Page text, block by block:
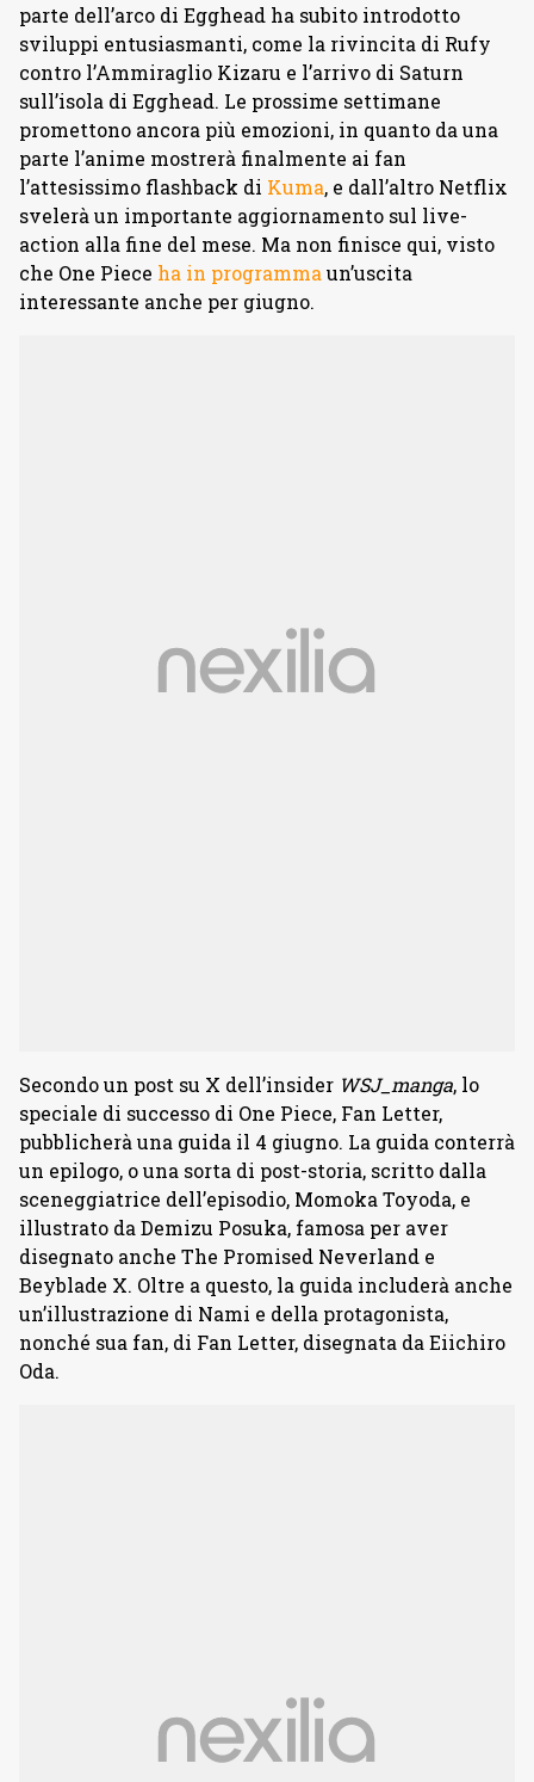
parte dell’arco di Egghead ha subito introdotto
sviluppi entusiasmanti, come la rivincita di Rufy
contro l’Ammiraglio Kizaru e l’arrivo di Saturn
sull’isola di Egghead. Le prossime settimane
promettono ancora più emozioni, in quanto da una
parte l’anime mostrerà finalmente ai fan
l’attesissimo flashback di Kuma, e dall’altro Netflix
svelerà un importante aggiornamento sul live-
action alla fine del mese. Ma non finisce qui, visto
che One Piece ha in programma un’uscita
interessante anche per giugno.
Secondo un post su X dell’insider WSJ_manga, lo
speciale di successo di One Piece, Fan Letter,
pubblicherà una guida il 4 giugno. La guida conterrà
un epilogo, o una sorta di post-storia, scritto dalla
sceneggiatrice dell’episodio, Momoka Toyoda, e
illustrato da Demizu Posuka, famosa per aver
disegnato anche The Promised Neverland e
Beyblade X. Oltre a questo, la guida includerà anche
un’illustrazione di Nami e della protagonista,
nonché sua fan, di Fan Letter, disegnata da Eiichiro
Oda.